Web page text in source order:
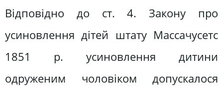
Відповідно до ст. 4. Закону про
усиновлення дітей штату Массачусетс
1851 р. усиновлення дитини
одруженим чоловіком допускалося